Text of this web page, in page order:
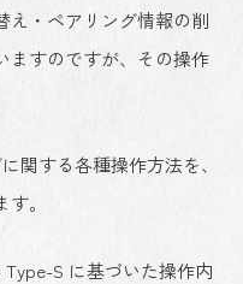
え・ペアリング情報の削
ますのですが、その操作
関する各種操作方法を、
。
Type-S に基づいた操作内